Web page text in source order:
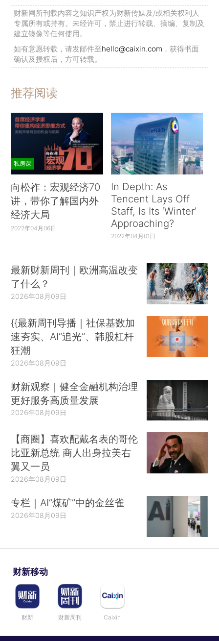
财新网所刊载内容之知识产权为财新传媒及/或相关权利人
专属所有或持有。未经许可，禁止进行转载、摘编、复制及
建立镜像等任何使用。
如有意愿转载，请发邮件至hello@caixin.com ，获得书面
确认及授权后，方可转载。
推荐阅读
私房课
向松祚：宏观经济70
讲，带你了解国内外
经济大局
2022年04月06日
In Depth: As
Tencent Lays Off
Staff, Is Its ‘Winter’
Approaching?
2022年04月01日
最新财新周刊｜欧洲高温改变
了什么？
2026年08月09日
{{最新周刊导播｜社保基数加
速夯实、AI“追光”、韩股杠杆
狂潮
2026年08月09日
财新观察｜健全金融机构治理
更好服务高质量发展
2026年08月09日
【商圈】喜欢配戴名表的哥伦
比亚新总统 商人出身拉美右
翼又一员
2026年08月09日
专栏｜AI“煤矿”中的金丝雀
2026年08月09日
财新移动
财新 财新周刊 Caixin